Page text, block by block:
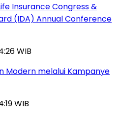
Insurance Congress &
(IDA) Annual Conference
WIB
Modern melalui Kampanye
WIB